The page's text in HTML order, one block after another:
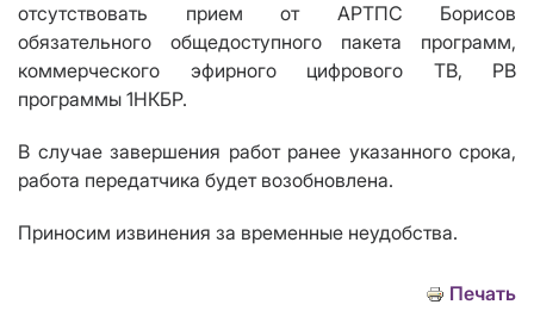
отсутствовать прием от АРТПС Борисов
обязательного общедоступного пакета программ,
коммерческого эфирного цифрового ТВ, РВ
программы 1НКБР.
В случае завершения работ ранее указанного срока,
работа передатчика будет возобновлена.
Приносим извинения за временные неудобства.
Печать